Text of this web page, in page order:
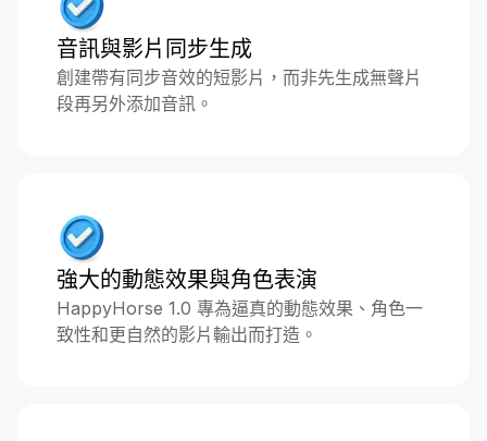
音訊與影片同步生成
創建帶有同步音效的短影片，而非先生成無聲片
段再另外添加音訊。
強大的動態效果與角色表演
HappyHorse 1.0 專為逼真的動態效果、角色一
致性和更自然的影片輸出而打造。